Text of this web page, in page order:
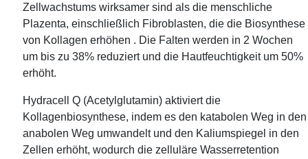
Zellwachstums wirksamer sind als die menschliche
Plazenta, einschließlich Fibroblasten, die die Biosynthese
von Kollagen erhöhen . Die Falten werden in 2 Wochen
um bis zu 38% reduziert und die Hautfeuchtigkeit um 50%
erhöht.
Hydracell Q (Acetylglutamin) aktiviert die
Kollagenbiosynthese, indem es den katabolen Weg in den
anabolen Weg umwandelt und den Kaliumspiegel in den
Zellen erhöht, wodurch die zelluläre Wasserretention